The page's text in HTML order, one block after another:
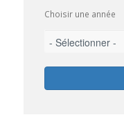
Choisir une année